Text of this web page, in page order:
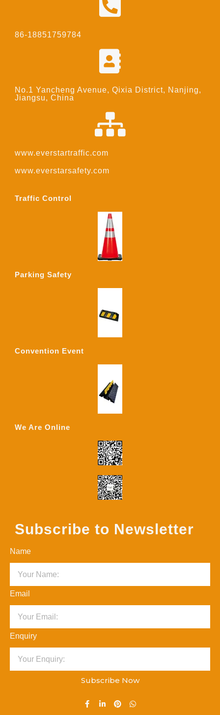
86-18851759784
No.1 Yancheng Avenue, Qixia District, Nanjing,
Jiangsu, China
www.everstartraffic.com
www.everstarsafety.com
Traffic Control
Parking Safety
Convention Event
We Are Online
Subscribe to Newsletter
Name
Email
Enquiry
Subscribe Now